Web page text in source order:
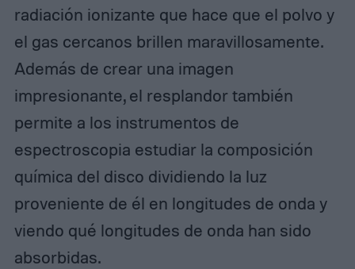
radiación ionizante que hace que el polvo y
el gas cercanos brillen maravillosamente.
Además de crear una imagen
impresionante, el resplandor también
permite a los instrumentos de
espectroscopia estudiar la composición
química del disco dividiendo la luz
proveniente de él en longitudes de onda y
viendo qué longitudes de onda han sido
absorbidas.